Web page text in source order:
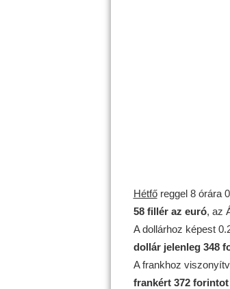
Hétfőreggel 8 órára
58 fillér az euró, az
A dollárhoz képest
dollár jelenleg 348
A frankhoz
frankért 372